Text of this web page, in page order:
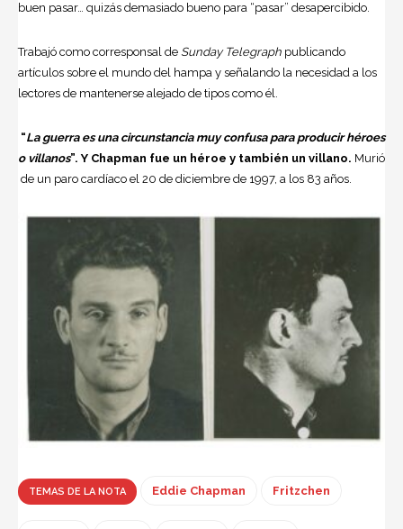
buen pasar… quizás demasiado bueno para “pasar” desapercibido.
Trabajó como corresponsal de Sunday Telegraph publicando
artículos sobre el mundo del hampa y señalando la necesidad a los
lectores de mantenerse alejado de tipos como él.
“La guerra es una circunstancia muy confusa para producir héroes
o villanos”. Y Chapman fue un héroe y también un villano. Murió
de un paro cardíaco el 20 de diciembre de 1997, a los 83 años.
TEMAS DE LA NOTA Eddie Chapman Fritzchen